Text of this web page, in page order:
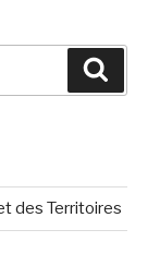
des Territoires